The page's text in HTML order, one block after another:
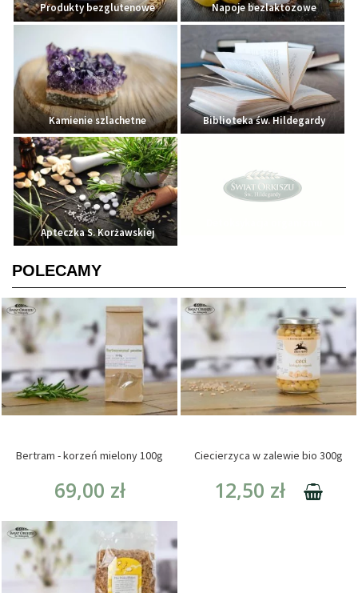
Produkty bezglutenowe Napoje bezlaktozowe
Kamienie szlachetne Biblioteka św. Hildegardy
Apteczka S. Korżawskiej
POLECAMY
Bertram - korzeń mielony 100g
69,00 zł
Ciecierzyca w zalewie bio 300g
12,50 zł